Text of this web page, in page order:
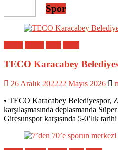
Spor
TECO Karacabey
26 Aralık 202222 Mayıs 2026
• TECO Karacabey Belediyespor,
karşılaşmasında deplasmanda
Giresunspor karşısında 5-0’lık